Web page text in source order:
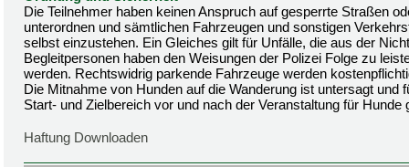
Die Teilnehmer haben keinen Anspruch auf gesperrte Straßen
unterordnen und sämtlichen Fahrzeugen und sonstigen
selbst einzustehen. Ein Gleiches gilt für Unfälle, die aus der
Begleitpersonen haben den Weisungen der Polizei Folge zu
werden. Rechtswidrig parkende Fahrzeuge werden
Die Mitnahme von Hunden auf die Wanderung ist untersagt
Start- und Zielbereich vor und nach der Veranstaltung für Hunde
Haftung Downloaden